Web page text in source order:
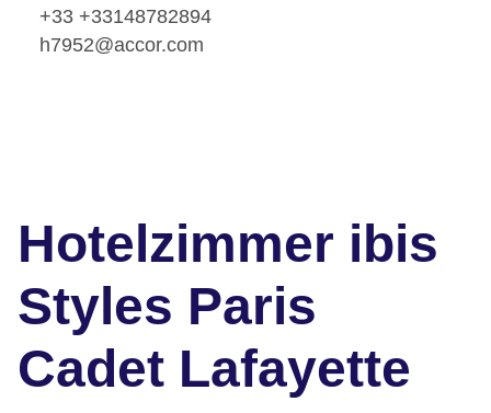
+33 +33148782894
h7952@accor.com
Hotelzimmer ibis
Styles Paris
Cadet Lafayette